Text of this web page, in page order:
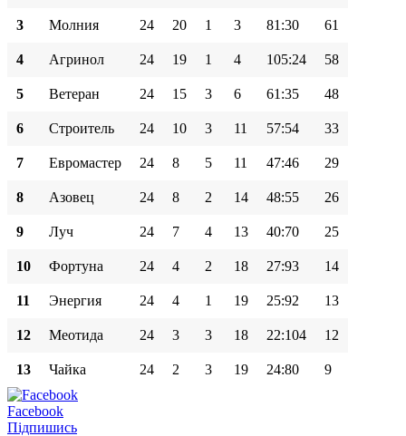
3 Молния 24 20 1 3 81:30 61
4 Агринол 24 19 1 4 105:24 58
5 Ветеран 24 15 3 6 61:35 48
6 Строитель 24 10 3 11 57:54 33
7 Евромастер 24 8 5 11 47:46 29
8 Азовец 24 8 2 14 48:55 26
9 Луч 24 7 4 13 40:70 25
10 Фортуна 24 4 2 18 27:93 14
11 Энергия 24 4 1 19 25:92 13
12 Меотида 24 3 3 18 22:104 12
13 Чайка 24 2 3 19 24:80 9
Facebook
Підпишись